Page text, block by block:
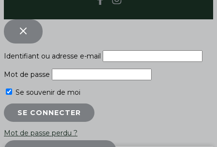
Identifiant ou adresse e-mail
Mot de passe
Se souvenir de moi
Mot de passe perdu ?